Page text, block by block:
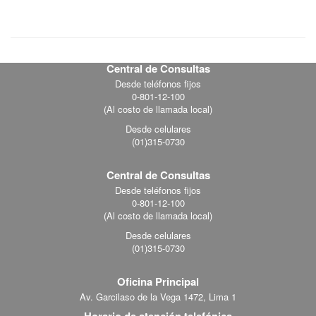
Central de Consultas
Desde teléfonos fijos
0-801-12-100
(Al costo de llamada local)
Desde celulares
(01)315-0730
Central de Consultas
Desde teléfonos fijos
0-801-12-100
(Al costo de llamada local)
Desde celulares
(01)315-0730
Oficina Principal
Av. Garcilaso de la Vega 1472, Lima 1